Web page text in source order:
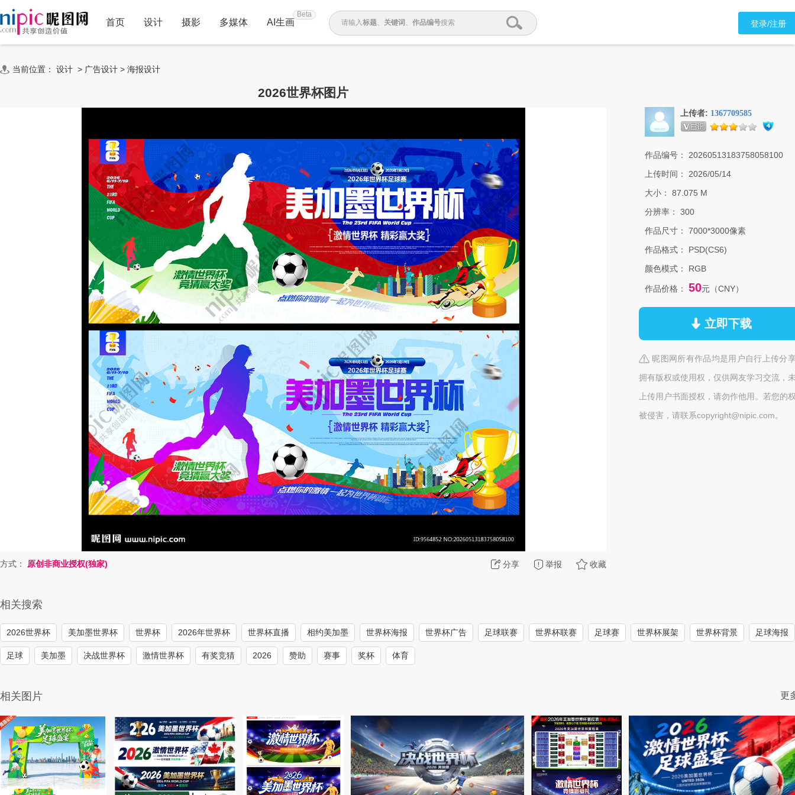
首页 设计 摄影 多媒体 AI生画
Beta
请输入标题、 关键词 、 作品编号搜索 登录/注册
当前位置： 设计 > 广告设计 > 海报设计
2026世界杯图片
分享 举报 收藏
方式： 原创非商业授权(独家)
上传者: 1367709585
作品编号：
20260513183758058100
上传时间：
2026/05/14
大小：
87.075 M
分辨率：
300
作品尺寸：
7000*3000像素
作品格式：
PSD(CS6)
颜色模式：
RGB
作品价格： 50元（CNY）
立即下载
昵图网所有作品均是用户自行上传分
拥有版权或使用权，仅供网友学习交流，
上传用户书面授权，请勿作他用。若您的
被侵害，请联系copyright@nipic.com。
相关搜索
2026世界杯 美加墨世界杯 世界杯 2026年世界杯 世界杯直播 相约美加墨 世界杯海报 世界杯广告 足球联赛 世界杯联赛 足球赛 世界杯展架 世界杯背景 足球海报
足球 美加墨 决战世界杯 激情世界杯 有奖竞猜 2026 赞助 赛事 奖杯 体育
相关图片 更